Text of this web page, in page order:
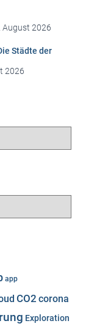
August 2026
Städte der
2026
app
CO2 corona
Exploration